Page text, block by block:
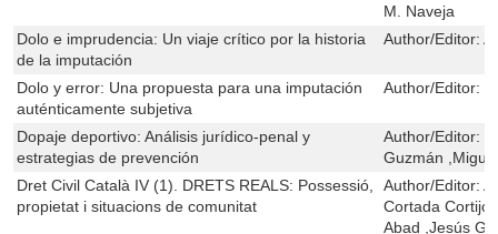
M. Naveja
Dolo e imprudencia: Un viaje crítico por la historia
de la imputación
Author/Editor:
Dolo y error: Una propuesta para una imputación
auténticamente subjetiva
Author/Editor:
Dopaje deportivo: Análisis jurídico-penal y
estrategias de prevención
Author/Editor:
Guzmán
Dret Civil Català IV (1). DRETS REALS: Possessió,
propietat i situacions de comunitat
Author/Editor:
Cortada Cortijo
Abad ,Jesús